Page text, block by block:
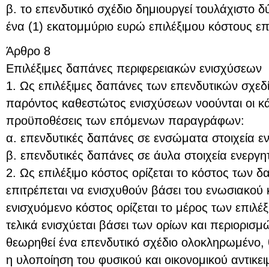
β. το επενδυτικό σχέδιο δημιουργεί τουλάχιστο
ένα (1) εκατομμύριο ευρώ επιλέξιμου κόστους
Άρθρο 8
Επιλέξιμες δαπάνες περιφερειακών ενισχύσεων
1. Ως επιλέξιμες δαπάνες των επενδυτικών
παρόντος καθεστώτος ενισχύσεων νοούνται οι
προϋποθέσεις των επόμενων παραγράφων:
α. επενδυτικές δαπάνες σε ενσώματα στοιχεία
β. επενδυτικές δαπάνες σε άυλα στοιχεία
2. Ως επιλέξιμο κόστος ορίζεται το κόστος των
επιτρέπεται να ενισχυθούν βάσει του ενωσιακού
ενισχυόμενο κόστος ορίζεται το μέρος των
τελικά ενισχύεται βάσει των ορίων και
θεωρηθεί ένα επενδυτικό σχέδιο ολοκληρωμένο,
η υλοποίηση του φυσικού και οικονομικού